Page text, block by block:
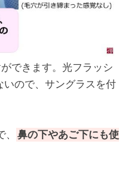
できます。光フラッシ
いので、サングラスを付
鼻の下やあご下にも使